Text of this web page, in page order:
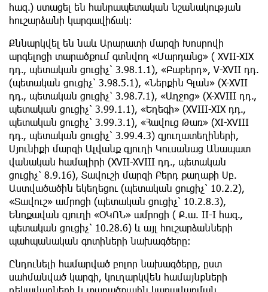
հազ.) ստացել են հանրապետական նշանակության
հուշարձանի կարգավիճակ։
Քննարկվել են նաև Արարատի մարզի Խոսրովի
արգելոցի տարածքում գտնվող «Մարդանց» ( XVII-XIX
դդ., պետական ցուցիչ՝ 3.98.1.1), «Բաբերդ», V-XVII դդ.
(պետական ցուցիչ՝ 3.98.5.1), «Ներքին Գլան» (X-XVII
դդ., պետական ցուցիչ՝ 3.98.7.1), «Աղջոց» (X-XVIII դդ.,
պետական ցուցիչ՝ 3.99.1.1), «Եղեգի» (XVIII-XIX դդ.,
պետական ցուցիչ՝ 3.99.3.1), «Հավուց Թառ» (XI-XVIII
դդ., պետական ցուցիչ՝ 3.99.4.3) գյուղատեղիների,
Սյունիքի մարզի Ալվանք գյուղի Կուսանաց Անապատ
վանական համալիրի (XVII-XVIII դդ., պետական
ցուցիչ՝ 8.9.16), Տավուշի մարզի Բերդ քաղաքի Սբ.
Աստվածածին եկեղեցու (պետական ցուցիչ՝ 10.2.2),
«Տավուշ» ամրոցի (պետական ցուցիչ՝ 10.2.8.3),
Ենոքավան գյուղի «ՕԿՈՆ» ամրոցի ( Ք.ա. II-I հազ.,
պետական ցուցիչ՝ 10.28.6) և այլ հուշարձանների
պահպանական գոտիների նախագծերը։
Ընդունելի համարված բոլոր նախագծերը, ըստ
սահմանված կարգի, կուղարկվեն համայնքների